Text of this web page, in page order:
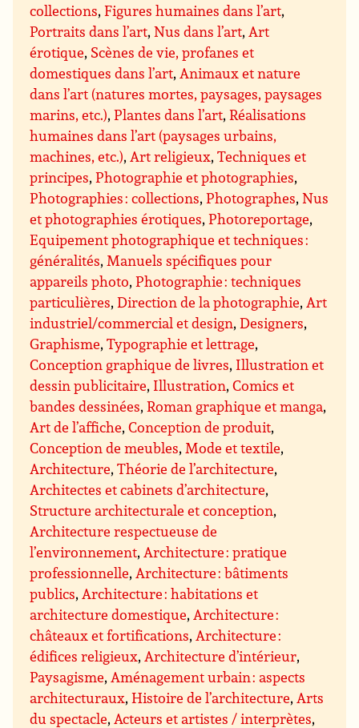
collections,Figures humaines dans l’art,
Portraits dans l’art,Nus dans l’art,Art
érotique, Scènes de vie, profanes et
domestiques dans l’art,Animaux et nature
dans l’art (natures mortes, paysages, paysages
marins, etc.),Plantes dans l’art,Réalisations
humaines dans l’art (paysages urbains,
machines, etc.),Art religieux,Techniques et
principes,Photographie et photographies,
Photographies : collections,Photographes,Nus
et photographies érotiques,Photoreportage,
Equipement photographique et techniques :
généralités,Manuels spécifiques pour
appareils photo,Photographie : techniques
particulières,Direction de la photographie,Art
industriel/commercial et design,Designers,
Graphisme,Typographie et lettrage,
Conception graphique de livres, Illustration et
dessin publicitaire, Illustration,Comics et
bandes dessinées,Roman graphique et manga,
Art de l’affiche,Conception de produit,
Conception de meubles,Mode et textile,
Architecture,Théorie de l’architecture,
Architectes et cabinets d’architecture,
Structure architecturale et conception,
Architecture respectueuse de
l’environnement,Architecture : pratique
professionnelle,Architecture : bâtiments
publics,Architecture : habitations et
architecture domestique,Architecture :
châteaux et fortifications,Architecture :
édifices religieux,Architecture d’intérieur,
Paysagisme,Aménagement urbain : aspects
architecturaux,Histoire de l’architecture,Arts
du spectacle,Acteurs et artistes / interprètes,